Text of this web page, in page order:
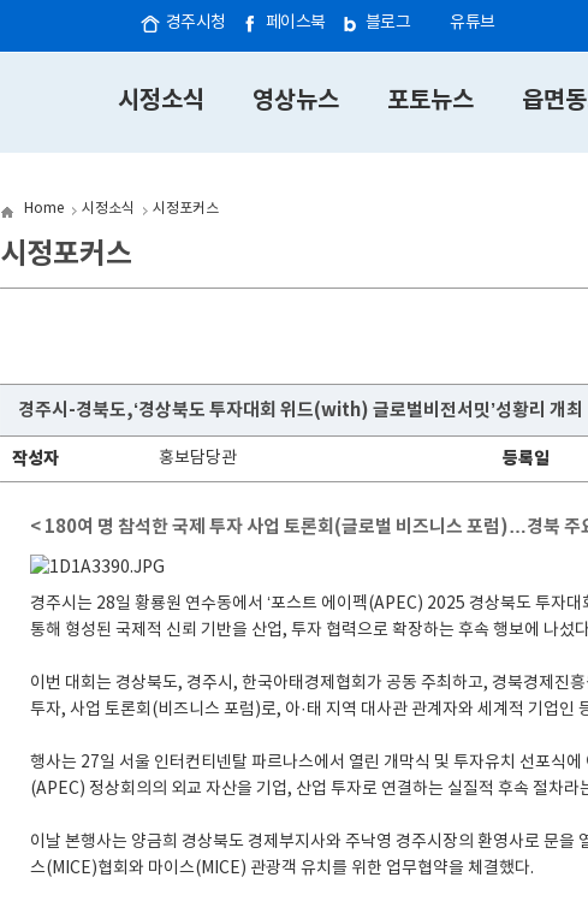
경주시청 페이스북 블로그 유튜브
시정소식 영상뉴스 포토뉴스 읍면
Home 시정소식 시정포커스
시정포커스
경주시-경북도,‘경상북도 투자대회 위드(with) 글로벌비전서밋’성황리 개최
작성자 홍보담당관 등록일
< 180여 명 참석한 국제 투자 사업 토론회(글로벌 비즈니스 포럼)…경북
경주시는 28일 황룡원 연수동에서 ‘포스트 에이펙(APEC) 2025 경상북도 투자
통해 형성된 국제적 신뢰 기반을 산업, 투자 협력으로 확장하는 후속 행보에 나섰
이번 대회는 경상북도, 경주시, 한국아태경제협회가 공동 주최하고, 경북경제진
투자, 사업 토론회(비즈니스 포럼)로, 아·태 지역 대사관 관계자와 세계적 기업인
행사는 27일 서울 인터컨티넨탈 파르나스에서 열린 개막식 및 투자유치 선포식
(APEC) 정상회의의 외교 자산을 기업, 산업 투자로 연결하는 실질적 후속 절차라
이날 본행사는 양금희 경상북도 경제부지사와 주낙영 경주시장의 환영사로 문을
스(MICE)협회와 마이스(MICE) 관광객 유치를 위한 업무협약을 체결했다.